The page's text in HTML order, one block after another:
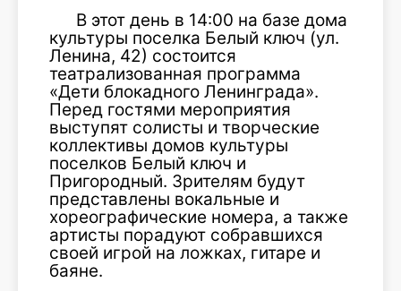
В этот день в 14:00 на базе дома
культуры поселка Белый ключ (ул.
Ленина, 42) состоится
театрализованная программа
«Дети блокадного Ленинграда».
Перед гостями мероприятия
выступят солисты и творческие
коллективы домов культуры
поселков Белый ключ и
Пригородный. Зрителям будут
представлены вокальные и
хореографические номера, а также
артисты порадуют собравшихся
своей игрой на ложках, гитаре и
баяне.